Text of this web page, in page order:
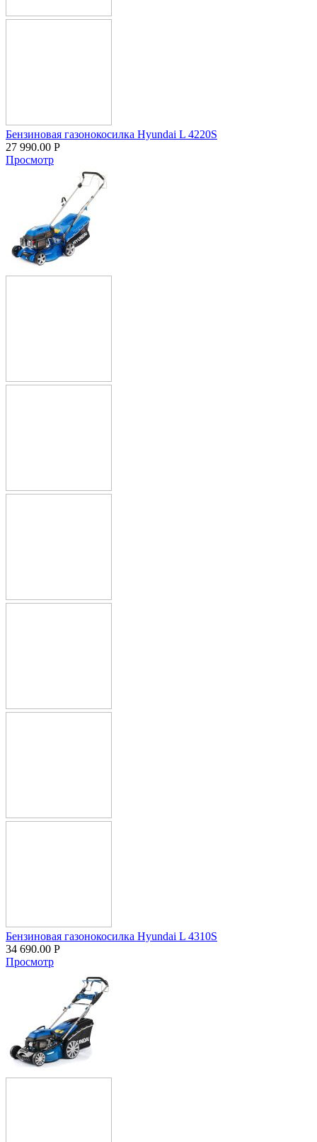
Бензиновая газонокосилка Hyundai L 4220S
27 990.00 Р
Просмотр
Бензиновая газонокосилка Hyundai L 4310S
34 690.00 Р
Просмотр